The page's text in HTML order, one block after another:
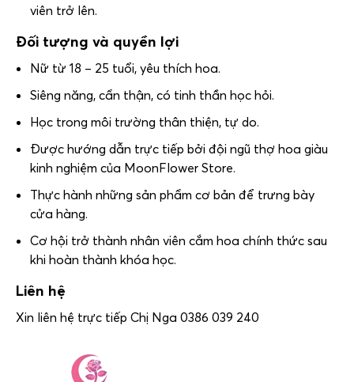
viên trở lên.
Đối tượng và quyền lợi
Nữ từ 18 – 25 tuổi, yêu thích hoa.
Siêng năng, cẩn thận, có tinh thần học hỏi.
Học trong môi trường thân thiện, tự do.
Được hướng dẫn trực tiếp bởi đội ngũ thợ hoa giàu
kinh nghiệm của MoonFlower Store.
Thực hành những sản phẩm cơ bản để trưng bày
cửa hàng.
Cơ hội trở thành nhân viên cắm hoa chính thức sau
khi hoàn thành khóa học.
Liên hệ
Xin liên hệ trực tiếp Chị Nga 0386 039 240